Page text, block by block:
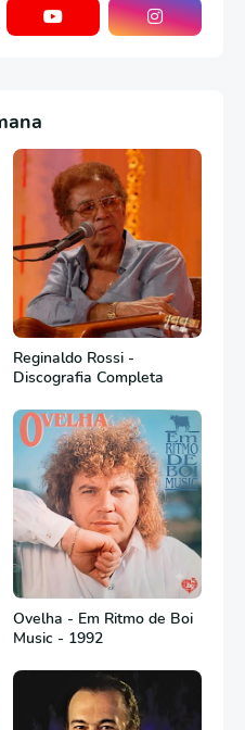
Reginaldo Rossi -
Discografia Completa
Ovelha - Em Ritmo de Boi
Music - 1992